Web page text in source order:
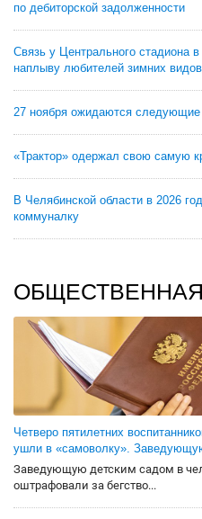
по дебиторской задолженности
Связь у Центрального стадиона
наплыву любителей зимних
27 ноября ожидаются следующие
«Трактор» одержал свою самую
В Челябинской области в 2026
коммуналку
Четверо пятилетних
ушли в «самоволку».
Заведующую детским садом в
оштрафовали за бегство...